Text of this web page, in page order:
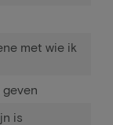
met wie ik
is